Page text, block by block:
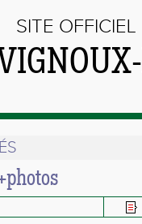
SITE OFFICIEL